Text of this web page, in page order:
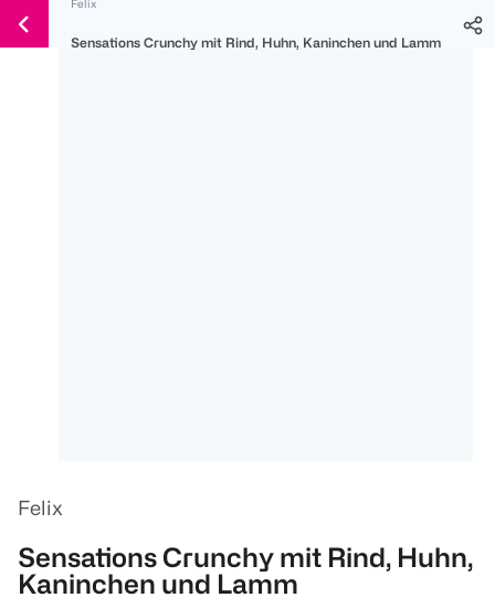
150 Ös
300 Ös
500 Ös
Weiter
zum
Felix
Sensations Crunchy mit Rind, Huhn, Kaninchen und Lamm
Felix
Sensations Crunchy mit Rind, Huhn,
Kaninchen und Lamm